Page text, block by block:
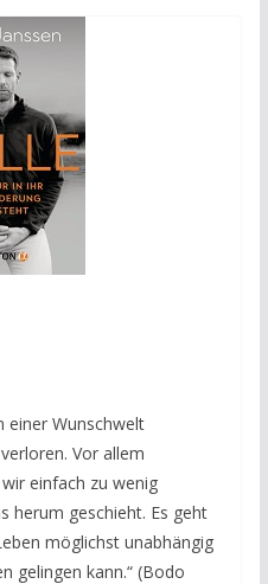
einer Wunschwelt
Vor allem
einfach zu wenig
herum geschieht. Es geht
möglichst unabhängig
gelingen kann.“ (Bodo